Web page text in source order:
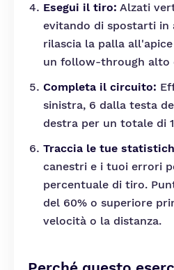
Esegui il tiro: Alzati
evitando di spostarti
rilascia la palla
un follow-through alto
Completa il circuito:
sinistra, 6 dalla testa
destra per un totale di
Traccia le tue
canestri e i tuoi errori
percentuale di tiro.
del 60% o superiore
velocità o la distanza.